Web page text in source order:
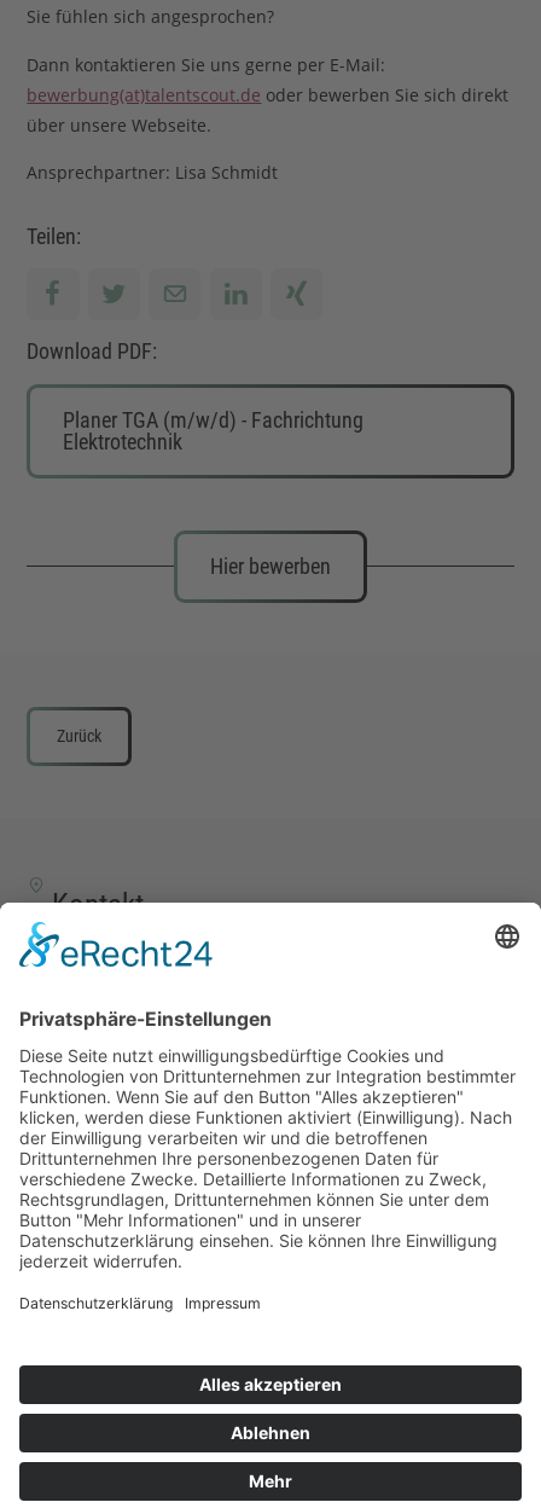
Sie fühlen sich angesprochen?
Dann kontaktieren Sie uns gerne per E-Mail:
bewerbung(at)talentscout.de oder bewerben Sie sich direkt
über unsere Webseite.
Ansprechpartner: Lisa Schmidt
Teilen:
Download PDF:
Planer TGA (m/w/d) - Fachrichtung
Elektrotechnik
Hier bewerben
Zurück
Kontakt
TALENTSCOUT CONSULTING GmbH
57258 Freudenberg
+49 (0) 15117609865
office(at)talentscout.de
Social
© 2026 Talentscout Consulting GmbH
Sitemap